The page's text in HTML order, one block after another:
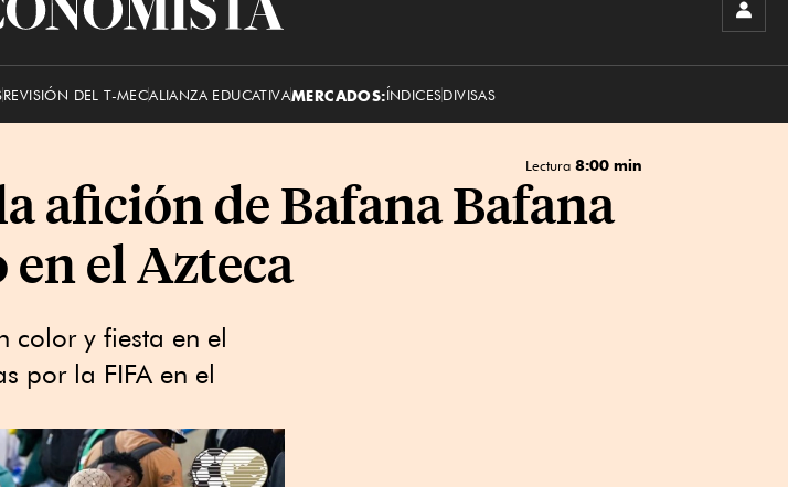
El
REVISIÓN DEL T-MECALIANZA EDUCATIVAMERCADOS:ÍNDICESDIVISAS
Lectura 8:00 min
afición de Bafana Bafana
el Azteca
color y fiesta en el
por la FIFA en el